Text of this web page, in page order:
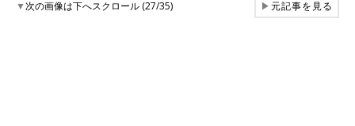
▼次の画像は下へスクロール (27/35) ▶元記事を見る